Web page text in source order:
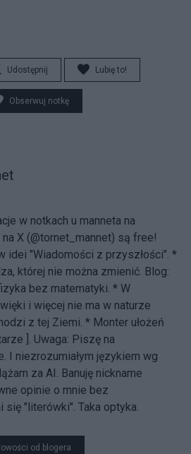
Udostępnij Lubię to!
Obserwuj notkę
w notkach u manneta na
X (@tornet_mannet) są free!
idei "Wiadomości z przyszłości". *
której nie można zmienić. Blog:
bez matematyki. * W
i więcej nie ma w naturze
z tej Ziemi. * Monter ułożeń
]. Uwaga: Piszę na
I niezrozumiałym językiem wg
za AI. Banuję nickname
opinie o mnie bez
się "literówki". Taka optyka.
od blogera